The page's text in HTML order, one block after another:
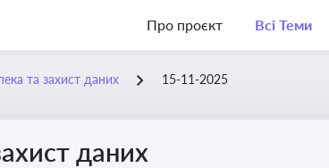
Про проєкт Всі Теми
та захист даних 15-11-2025
даних